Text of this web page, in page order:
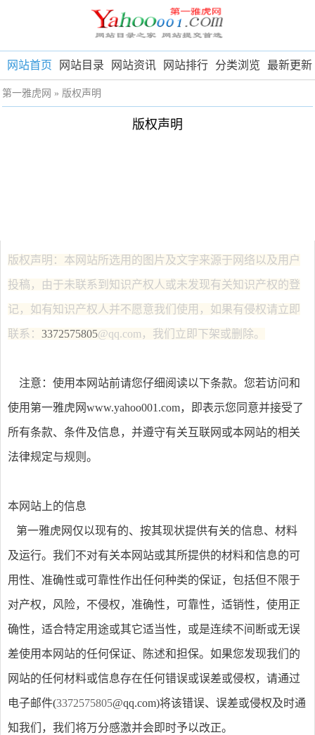
网站首页 网站目录 网站资讯 网站排行 分类浏览 最新更新
第一雅虎网 » 版权声明
版权声明
版权声明：本网站所选用的图片及文字来源于网络以及用户
投稿，由于未联系到知识产权人或未发现有关知识产权的登
记，如有知识产权人并不愿意我们使用，如果有侵权请立即
联系： 3372575805@qq.com，我们立即下架或删除。
注意：使用本网站前请您仔细阅读以下条款。您若访问和
使用第一雅虎网www.yahoo001.com，即表示您同意并接受了
所有条款、条件及信息，并遵守有关互联网或本网站的相关
法律规定与规则。
本网站上的信息
第一雅虎网仅以现有的、按其现状提供有关的信息、材料
及运行。我们不对有关本网站或其所提供的材料和信息的可
用性、准确性或可靠性作出任何种类的保证，包括但不限于
对产权，风险，不侵权，准确性，可靠性，适销性，使用正
确性，适合特定用途或其它适当性，或是连续不间断或无误
差使用本网站的任何保证、陈述和担保。如果您发现我们的
网站的任何材料或信息存在任何错误或误差或侵权，请通过
电子邮件(3372575805@qq.com)将该错误、误差或侵权及时通
知我们，我们将万分感激并会即时予以改正。